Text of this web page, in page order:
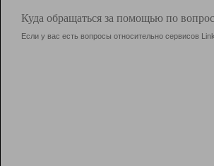
Куда обращаться за помощью по
Если у вас есть вопросы относительно сервисов